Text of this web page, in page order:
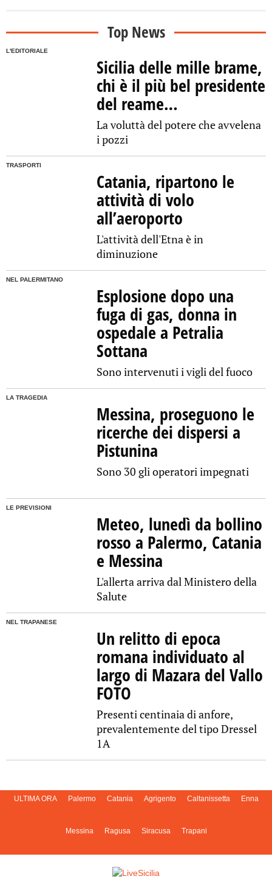
Top News
L'EDITORIALE
Sicilia delle mille brame,
chi è il più bel presidente
del reame…
La voluttà del potere che avvelena
i pozzi
TRASPORTI
Catania, ripartono le
attività di volo
all’aeroporto
L'attività dell'Etna è in
diminuzione
NEL PALERMITANO
Esplosione dopo una
fuga di gas, donna in
ospedale a Petralia
Sottana
Sono intervenuti i vigli del fuoco
LA TRAGEDIA
Messina, proseguono le
ricerche dei dispersi a
Pistunina
Sono 30 gli operatori impegnati
LE PREVISIONI
Meteo, lunedì da bollino
rosso a Palermo, Catania
e Messina
L'allerta arriva dal Ministero della
Salute
NEL TRAPANESE
Un relitto di epoca
romana individuato al
largo di Mazara del Vallo
FOTO
Presenti centinaia di anfore,
prevalentemente del tipo Dressel
1A
ULTIMA ORA Palermo Catania Agrigento Caltanissetta Enna
Messina Ragusa Siracusa Trapani